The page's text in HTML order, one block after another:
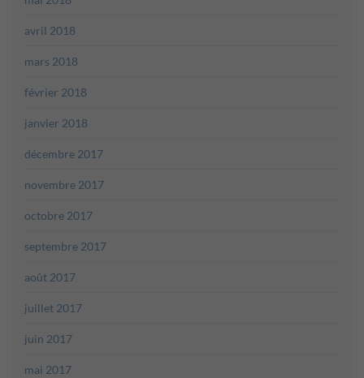
avril 2018
mars 2018
février 2018
janvier 2018
décembre 2017
novembre 2017
octobre 2017
septembre 2017
août 2017
juillet 2017
juin 2017
mai 2017